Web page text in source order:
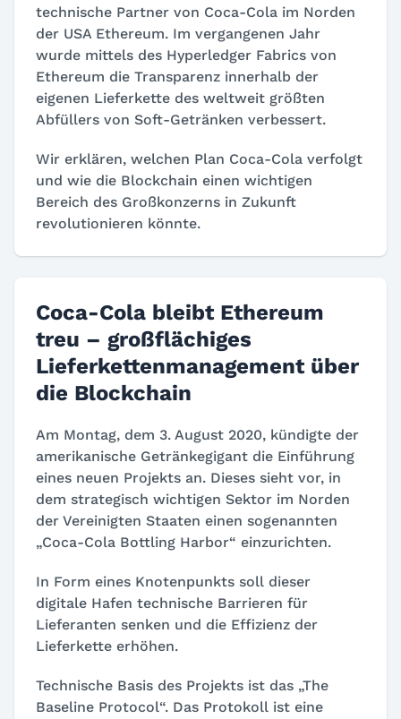
technische Partner von Coca-Cola im Norden
der USA Ethereum. Im vergangenen Jahr
wurde mittels des Hyperledger Fabrics von
Ethereum die Transparenz innerhalb der
eigenen Lieferkette des weltweit größten
Abfüllers von Soft-Getränken verbessert.
Wir erklären, welchen Plan Coca-Cola verfolgt
und wie die Blockchain einen wichtigen
Bereich des Großkonzerns in Zukunft
revolutionieren könnte.
Coca-Cola bleibt Ethereum
treu – großflächiges
Lieferkettenmanagement über
die Blockchain
Am Montag, dem 3. August 2020, kündigte der
amerikanische Getränkegigant die Einführung
eines neuen Projekts an. Dieses sieht vor, in
dem strategisch wichtigen Sektor im Norden
der Vereinigten Staaten einen sogenannten
„Coca-Cola Bottling Harbor“ einzurichten.
In Form eines Knotenpunkts soll dieser
digitale Hafen technische Barrieren für
Lieferanten senken und die Effizienz der
Lieferkette erhöhen.
Technische Basis des Projekts ist das „The
Baseline Protocol“. Das Protokoll ist eine